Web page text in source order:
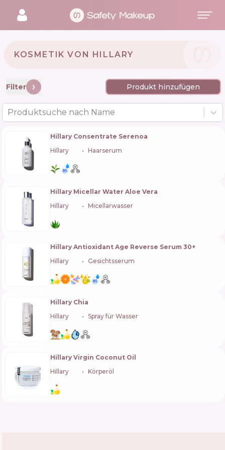
KOSMETIK VON HILLARY 🇺🇦
Filter Produkt hinzufügen
Produktsuche nach Name
Hillary Consentrate Serenoa
Hillary
Haarserum
Hillary Micellar Water Aloe Vera
Hillary
Micellarwasser
Hillary Antioxidant Age Reverse Serum 30+
Hillary
Gesichtsserum
Hillary Chia
Hillary
Spray für Wasser
Hillary Virgin Coconut Oil
Hillary
Körperöl